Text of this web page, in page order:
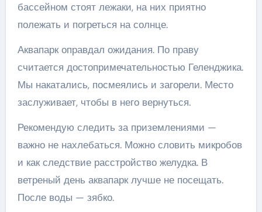
бассейном стоят лежаки, на них приятно
полежать и погреться на солнце.
Аквапарк оправдал ожидания. По праву
считается достопримечательностью Геленджика.
Мы накатались, посмеялись и загорели. Место
заслуживает, чтобы в него вернуться.
Рекомендую следить за приземлениями —
важно не нахлебаться. Можно словить микробов
и как следствие расстройство желудка. В
ветреный день аквапарк лучше не посещать.
После воды — зябко.